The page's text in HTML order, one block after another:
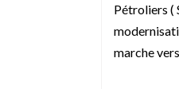
Pétroliers (
marche